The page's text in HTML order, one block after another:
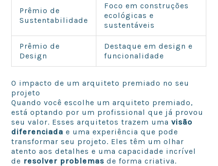
Prêmio de
Sustentabilidade
Foco em construções
ecológicas e
sustentáveis
Prêmio de
Design
Destaque em design e
funcionalidade
O impacto de um arquiteto premiado no seu
projeto
Quando você escolhe um arquiteto premiado,
está optando por um profissional que já provou
seu valor. Esses arquitetos trazem umavisão
diferenciada e uma experiência que pode
transformar seu projeto. Eles têm um olhar
atento aos detalhes e uma capacidade incrível
de resolver problemas de forma criativa.